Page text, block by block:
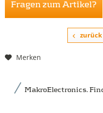
Fragen zum Artikel?
Merken
MakroElectronics.